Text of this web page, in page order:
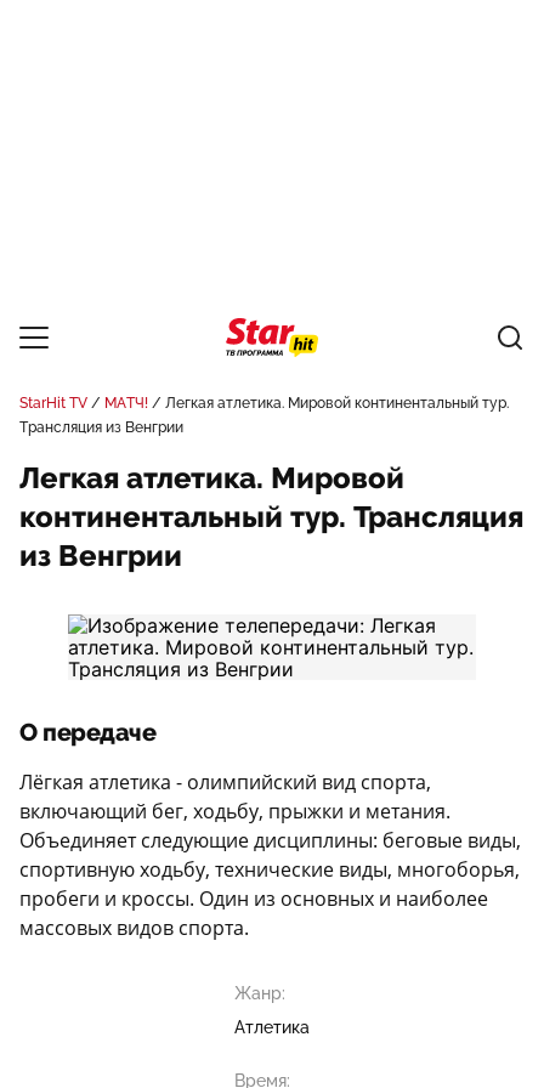
StarHit TV МАТЧ!
Легкая атлетика. Мировой континентальный тур.
Трансляция из Венгрии
Легкая атлетика. Мировой
континентальный тур. Трансляция
из Венгрии
О передаче
Лёгкая атлетика - олимпийский вид спорта,
включающий бег, ходьбу, прыжки и метания.
Объединяет следующие дисциплины: беговые виды,
спортивную ходьбу, технические виды, многоборья,
пробеги и кроссы. Один из основных и наиболее
массовых видов спорта.
Жанр:
Атлетика
Время: